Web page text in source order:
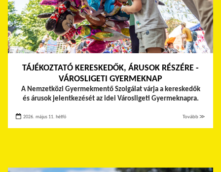
TÁJÉKOZTATÓ KERESKEDŐK, ÁRUSOK RÉSZÉRE -
VÁROSLIGETI GYERMEKNAP
A Nemzetközi Gyermekmentő Szolgálat várja a kereskedők
és árusok jelentkezését az idei Városligeti Gyermeknapra.
2026. május 11. hétfő Tovább ≫